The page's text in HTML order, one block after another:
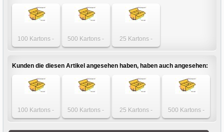
100 Kartons -
Karton 300 x 300
einwellig
500 Kartons -
Karton 300 x 300
einwellig
25 Kartons -
Karton 300 x 300
einwellig
Kunden die diesen Artikel angesehen haben, haben auch angesehen:
100 Kartons -
Karton 400 x 250
500 Kartons -
Karton 450 x 250
25 Kartons -
Karton 300 x 300
500 Kartons -
Karton 320 x 250